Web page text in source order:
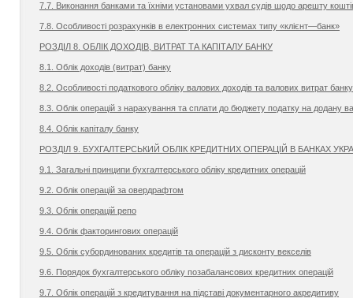
7.7. Виконання банками та їхніми установами ухвал судів щодо арешту
7.8. Особливості розрахунків в електронних системах типу «клієнт—банк»
РОЗДІЛ 8. ОБЛІК ДОХОДІВ, ВИТРАТ ТА КАПІТАЛУ БАНКУ
8.1. Облік доходів (витрат) банку
8.2. Особливості податкового обліку валових доходів та валових витрат банку
8.3. Облік операцій з нарахування та сплати до бюджету податку на додану
8.4. Облік капіталу банку
РОЗДІЛ 9. БУХГАЛТЕРСЬКИЙ ОБЛІК КРЕДИТНИХ ОПЕРАЦІЙ В БАНКАХ
9.1. Загальні принципи бухгалтерського обліку кредитних операцій
9.2. Облік операцій за овердрафтом
9.3. Облік операцій репо
9.4. Облік факторингових операцій
9.5. Облік субординованих кредитів та операцій з дисконту векселів
9.6. Порядок бухгалтерського обліку позабалансових кредитних операцій
9.7. Облік операцій з кредитування на підставі документарного акредитиву